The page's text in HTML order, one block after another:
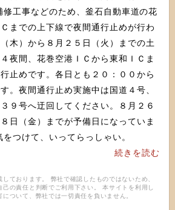
までの上下線で夜間通行止めが行わ
木）から８月２５日（火）までの土
夜間、花巻空港ＩＣから東和ＩＣま
止めです。各日とも２０：００から
。夜間通行止め実施中は国道４号、
９号へ迂回してください。８月２６
日（金）までが予備日になっていま
気をつけて、いってらっしゃい。
続きを読む
ております。 弊社で確認したものではないため、
の責任と判断でご利用下さい。 本サイトを利用し
ついて、弊社では一切責任を負いません。